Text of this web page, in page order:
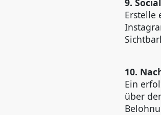
9.
Erstelle
10.
Ein
über